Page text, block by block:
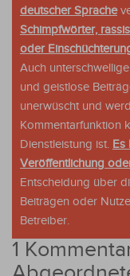
deutscher Sprache
Schimpfwörter,
oder
Auch
und geistlose
unerwüscht und
Kommentarfunktion
Dienstleistung ist. Es
Veröffentlichung
Entscheidung über
Beiträgen oder
Betreiber.
1